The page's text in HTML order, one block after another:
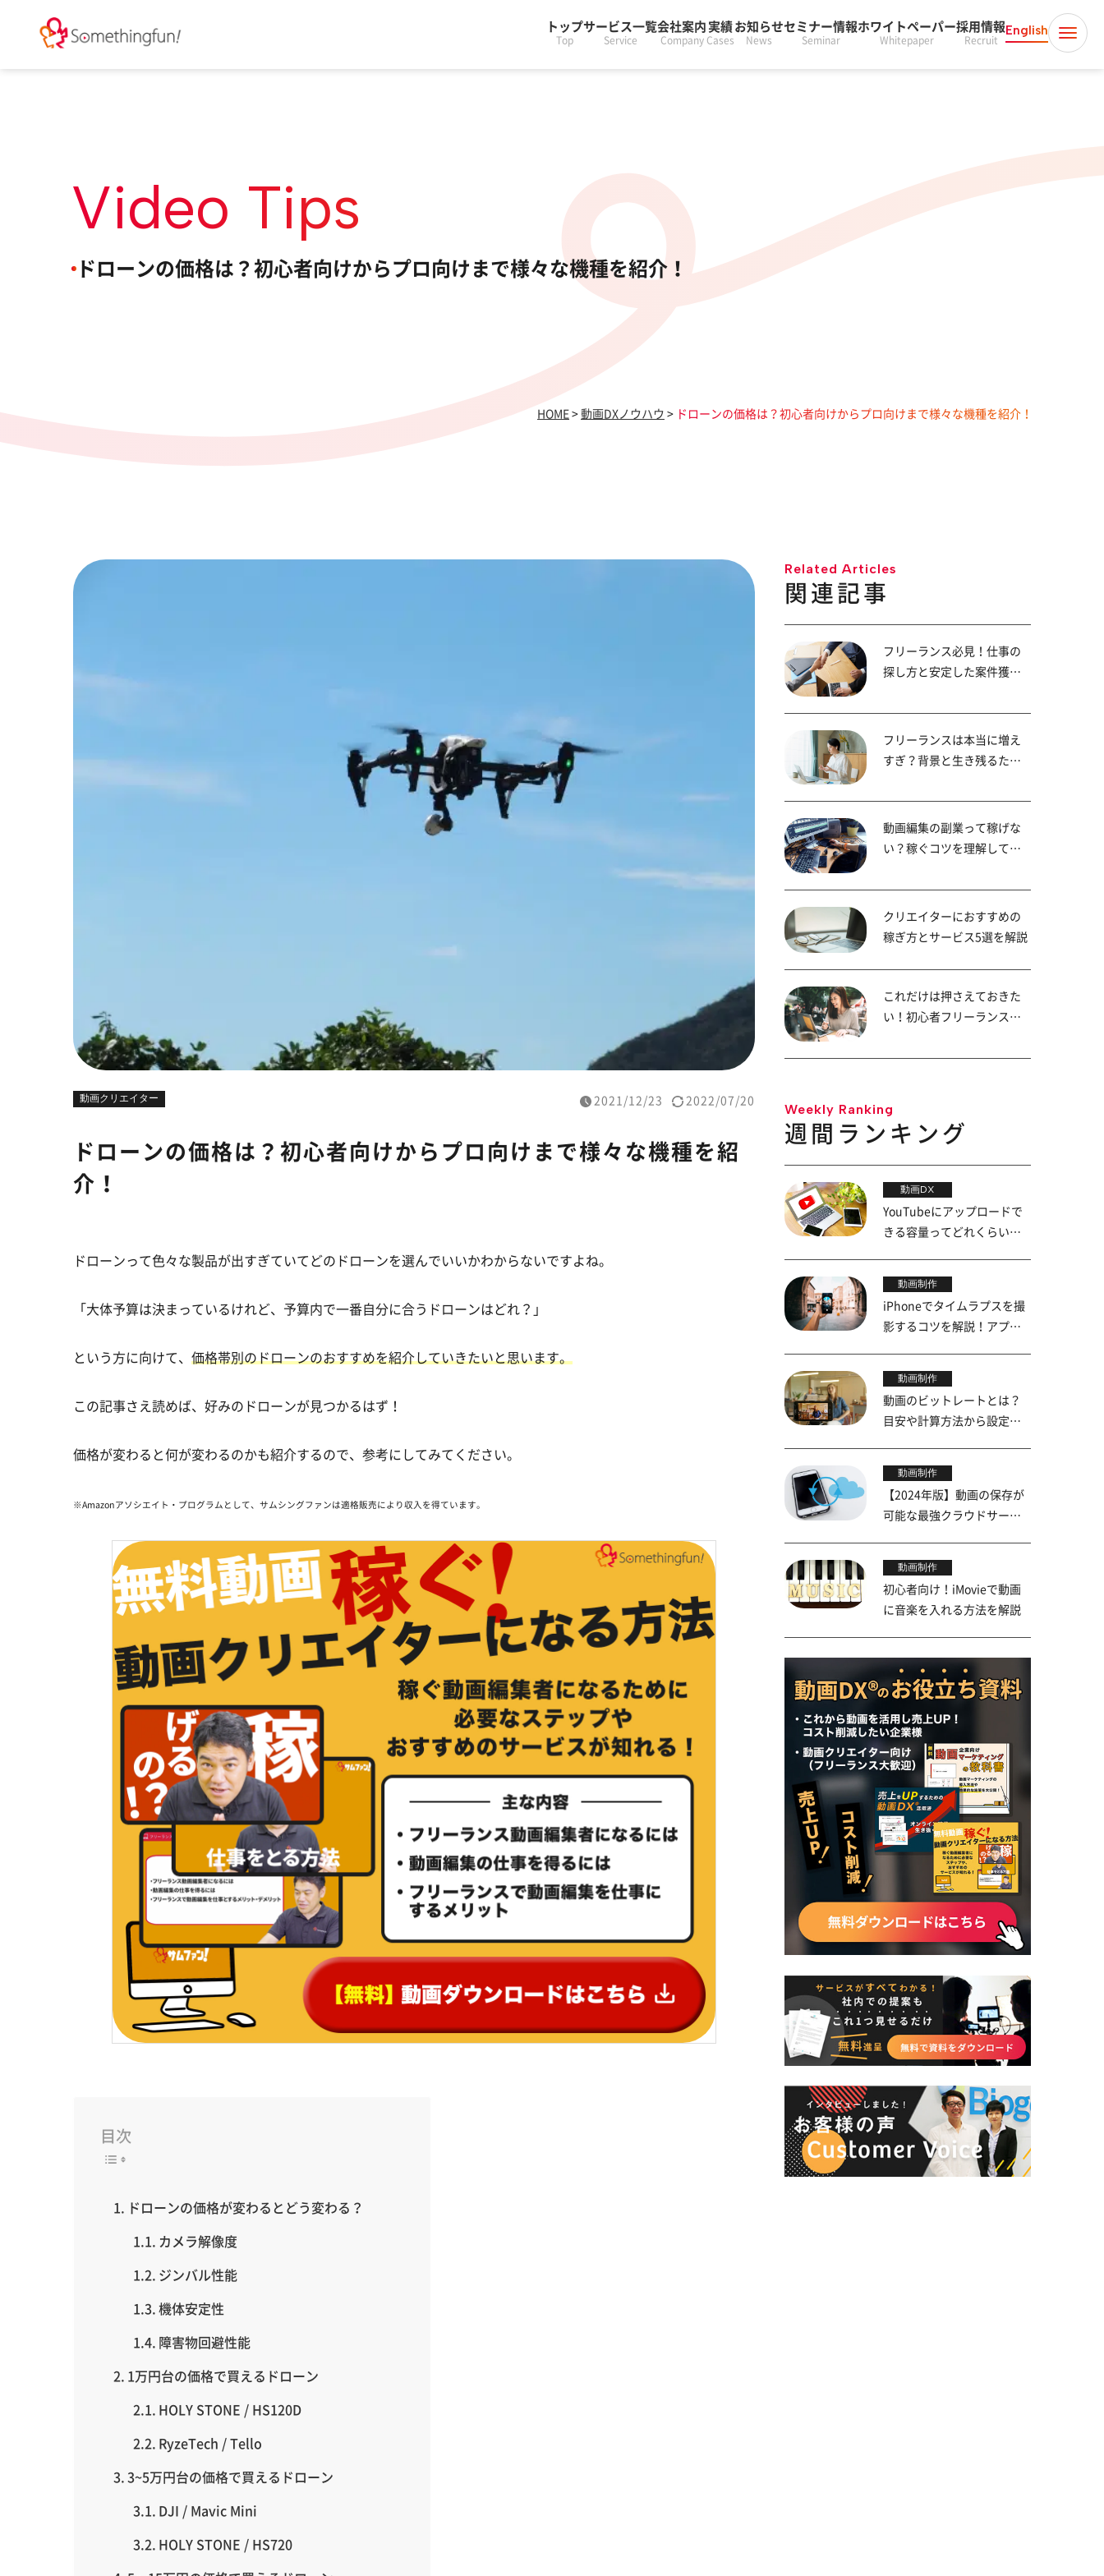
トップ
Top
サービス一覧
Service
会社案内
Company
実績
Cases
お知らせ
News
セミナー情報
Seminar
ホワイトペーパー
Whitepaper
採用情報
Recruit
English
Video Tips
ドローンの価格は？初心者向けからプロ向けまで様々な機種を紹介！
HOME > 動画DXノウハウ > ドローンの価格は？初心者向けからプロ向けまで様々な機種を紹介！
動画クリエイター 2021/12/23 2022/07/20
ドローンの価格は？初心者向けからプロ向けまで様々な機種を紹
介！
ドローンって色々な製品が出すぎていてどのドローンを選んでいいかわからないですよね。
「大体予算は決まっているけれど、予算内で一番自分に合うドローンはどれ？」
という方に向けて、 価格帯別のドローンのおすすめを紹介していきたいと思います。
この記事さえ読めば、好みのドローンが見つかるはず！
価格が変わると何が変わるのかも紹介するので、参考にしてみてください。
※Amazonアソシエイト・プログラムとして、サムシングファンは適格販売により収入を得ています。
目次
ドローンの価格が変わるとどう変わる？
カメラ解像度
ジンバル性能
機体安定性
障害物回避性能
1万円台の価格で買えるドローン
HOLY STONE / HS120D
RyzeTech / Tello
3~5万円台の価格で買えるドローン
DJI / Mavic Mini
HOLY STONE / HS720
Related Articles
関連記事
フリーランス必見！仕事の
探し方と安定した案件獲得
フリーランスは本当に増え
すぎ？背景と生き残るため
動画編集の副業って稼げな
い？稼ぐコツを理解して収
クリエイターにおすすめの
稼ぎ方とサービス5選を解説
これだけは押さえておきた
い！初心者フリーランスの
Weekly Ranking
週間ランキング
動画DX
YouTubeにアップロードで
きる容量ってどれくらい？
動画制作
iPhoneでタイムラプスを撮
影するコツを解説！アプリ
動画制作
動画のビットレートとは？
目安や計算方法から設定の
動画制作
【2024年版】動画の保存が
可能な最強クラウドサービ
動画制作
初心者向け！iMovieで動画
に音楽を入れる方法を解説